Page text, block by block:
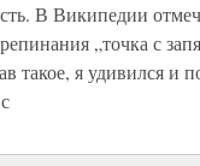
В Википедии
„точка с
такое, я удивился и